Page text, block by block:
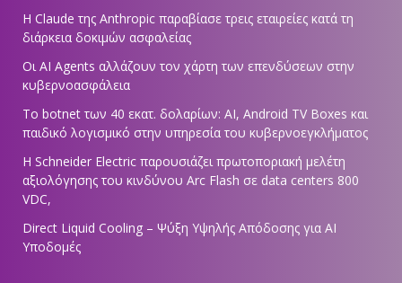
Η Claude της Anthropic παραβίασε τρεις εταιρείες κατά τη
διάρκεια δοκιμών ασφαλείας
Οι AI Agents αλλάζουν τον χάρτη των επενδύσεων στην
κυβερνοασφάλεια
Το botnet των 40 εκατ. δολαρίων: AI, Android TV Boxes και
παιδικό λογισμικό στην υπηρεσία του κυβερνοεγκλήματος
Η Schneider Electric παρουσιάζει πρωτοποριακή μελέτη
αξιολόγησης του κινδύνου Arc Flash σε data centers 800
VDC,
Direct Liquid Cooling – Ψύξη Υψηλής Απόδοσης για AI
Υποδομές